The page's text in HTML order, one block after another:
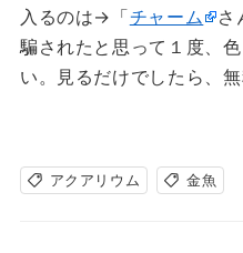
入るのは→「チャーム
さ
騙されたと思って１度、
い。見るだけでしたら、無
アクアリウム 金魚